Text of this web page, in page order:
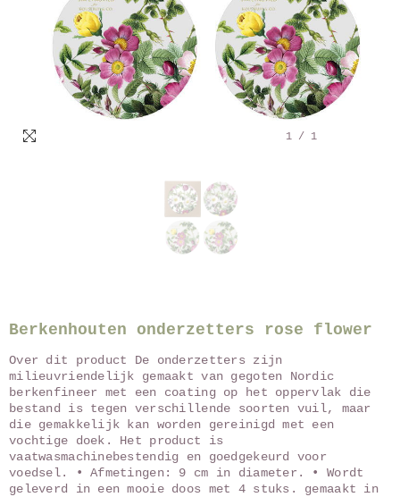
1 / 1
Berkenhouten onderzetters rose flower
Over dit product De onderzetters zijn
milieuvriendelijk gemaakt van gegoten Nordic
berkenfineer met een coating op het oppervlak die
bestand is tegen verschillende soorten vuil, maar
die gemakkelijk kan worden gereinigd met een
vochtige doek. Het product is
vaatwasmachinebestendig en goedgekeurd voor
voedsel. • Afmetingen: 9 cm in diameter. • Wordt
geleverd in een mooie doos met 4 stuks. gemaakt in